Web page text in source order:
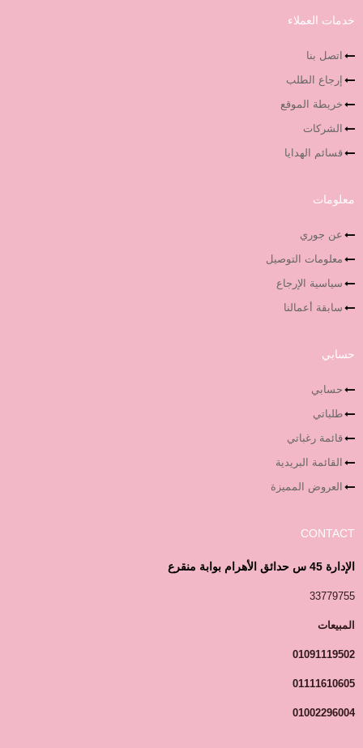
خدمات العملاء
اتصل بنا
إرجاع الطلب
خريطة الموقع
الشركات
قسائم الهدايا
معلومات
عن جوري
معلومات التوصيل
سياسية الإرجاع
سابقة أعمالنا
حسابي
حسابي
طلباتي
قائمة رغباتي
القائمة البريدية
العروض المميزة
CONTACT
الإدارة 45 س حدائق الأهرام بوابة منقرع
33779755
المبيعات
01091119502
01111610605
01002296004